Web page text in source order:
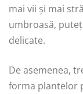
mai vii și mai
umbroasă,
delicate.
De asemenea,
forma plantelor